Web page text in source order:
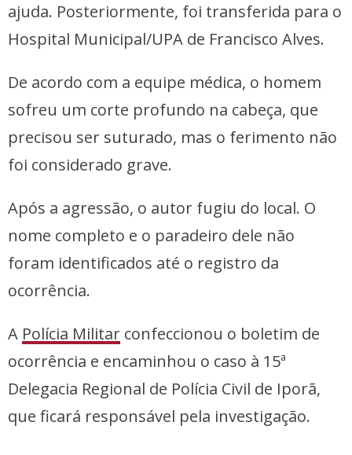
ajuda. Posteriormente, foi transferida para o
Hospital Municipal/UPA de Francisco Alves.
De acordo com a equipe médica, o homem
sofreu um corte profundo na cabeça, que
precisou ser suturado, mas o ferimento não
foi considerado grave.
Após a agressão, o autor fugiu do local. O
nome completo e o paradeiro dele não
foram identificados até o registro da
ocorrência.
A Polícia Militar confeccionou o boletim de
ocorrência e encaminhou o caso à 15ª
Delegacia Regional de Polícia Civil de Iporã,
que ficará responsável pela investigação.